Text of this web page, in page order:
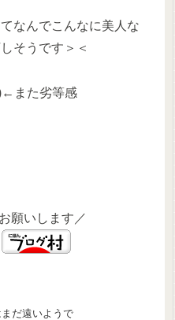
なんでこんなに美人な
そうです＞＜
また劣等感
願いします／
だ遠いようで